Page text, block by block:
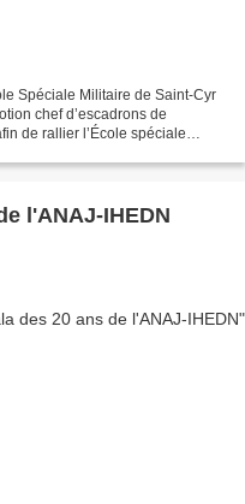
Spéciale Militaire de Saint-Cyr
chef d’escadrons de
de rallier l’École spéciale
l'ANAJ-IHEDN